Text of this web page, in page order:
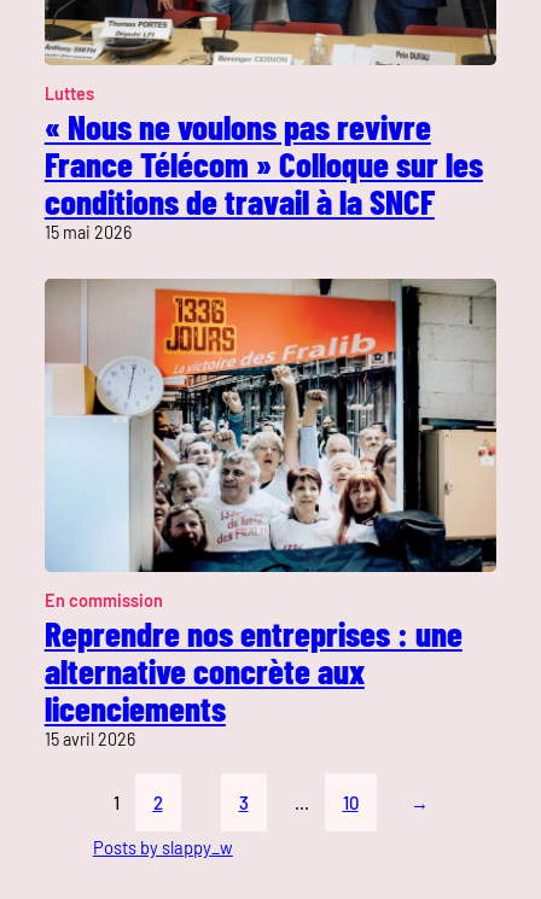
Luttes
« Nous ne voulons pas revivre
France Télécom » Colloque sur les
conditions de travail à la SNCF
15 mai 2026
En commission
Reprendre nos entreprises : une
alternative concrète aux
licenciements
15 avril 2026
1 2 3 … 10 →
Posts by slappy_w